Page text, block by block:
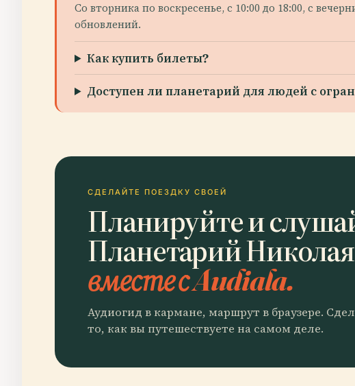
Со вторника по воскресенье, с 10:00 до 18:00, с
обновлений.
Как купить билеты?
Доступен ли планетарий для людей с
СДЕЛАЙТЕ ПОЕЗДКУ СВОЕЙ
Планируйте и
Планетарий
вместе с Audiala.
Аудиогид в кармане, маршрут в браузере.
то, как вы путешествуете на самом деле.